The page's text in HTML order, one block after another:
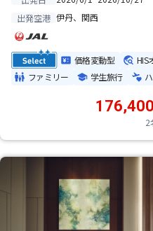
出発空港 伊丹、関西
価格変動型 HIS
ファミリー
学生旅行
2